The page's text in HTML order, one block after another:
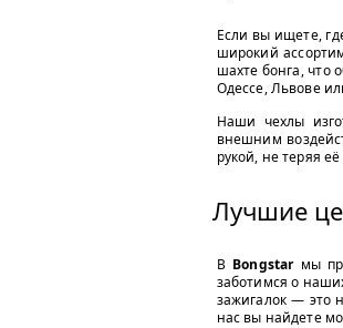
Если вы ищете,
широкий
шахте бонга, что
Одессе, Львове
Наши чехлы
внешним
рукой, не теряя
Лучшие
В Bongstarмы
заботимся о
зажигалок — это
нас вы найдете